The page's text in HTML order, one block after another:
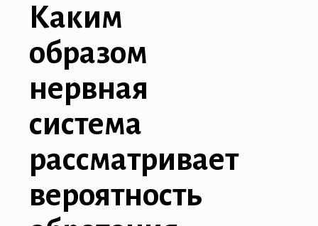
Каким
образом
нервная
система
рассматривает
вероятность